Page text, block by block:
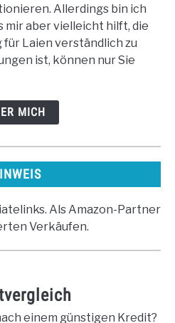
Allerdings bin ich
mir aber vielleicht hilft, die
für Laien verständlich zu
ist, können nur Sie
MICH
Als Amazon-Partner
Verkäufen.
einem günstigen Kredit?